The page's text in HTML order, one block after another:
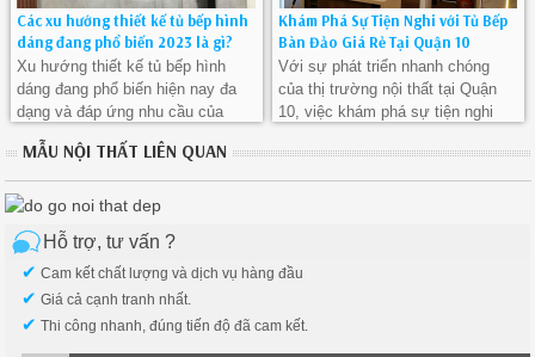
Các xu hướng thiết kế tủ bếp hình
dáng đang phổ biến 2023 là gì?
Xu hướng thiết kế tủ bếp hình
dáng đang phổ biến hiện nay đa
dạng và đáp ứng nhu cầu của
nhiều người dùng khác nhau.
Khám Phá Sự Tiện Nghi với Tủ Bếp
Bàn Đảo Giá Rẻ Tại Quận 10
Với sự phát triển nhanh chóng
của thị trường nội thất tại Quận
10, việc khám phá sự tiện nghi
chỉ là cơ hội để nâng cấp không
gian sống
MẪU NỘI THẤT LIÊN QUAN
Hỗ trợ, tư vấn ?
✔ Cam kết chất lượng và dịch vụ hàng đầu
✔ Giá cả cạnh tranh nhất.
✔ Thi công nhanh, đúng tiến độ đã cam kết.